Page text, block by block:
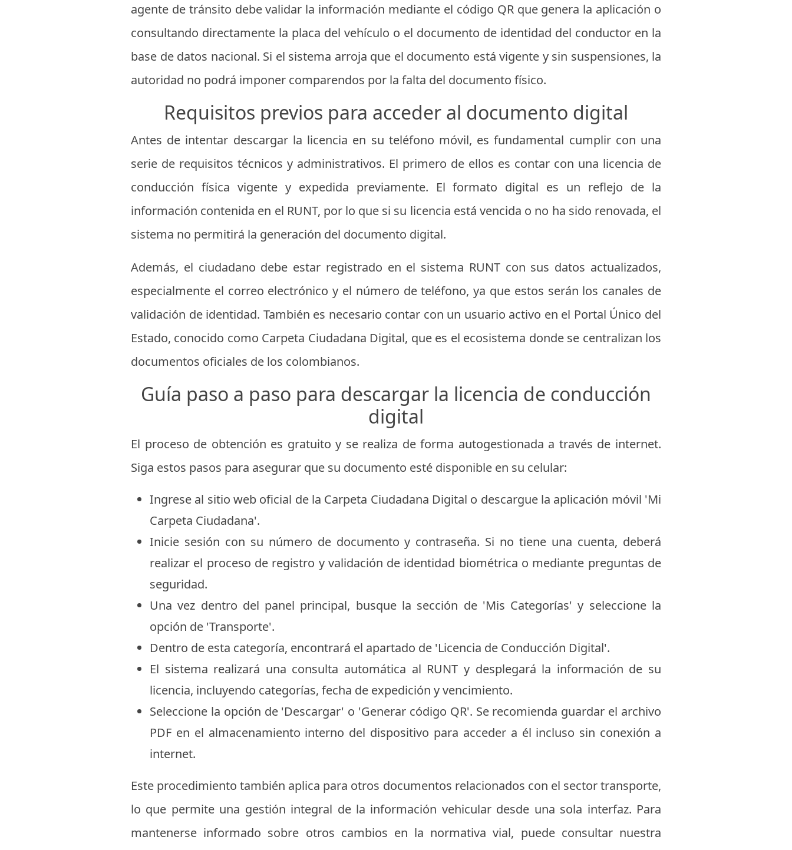
agente de tránsito debe validar la información mediante el código QR que genera la aplicación o
consultando directamente la placa del vehículo o el documento de identidad del conductor en la
base de datos nacional. Si el sistema arroja que el documento está vigente y sin suspensiones, la
autoridad no podrá imponer comparendos por la falta del documento físico.
Requisitos previos para acceder al documento digital
Antes de intentar descargar la licencia en su teléfono móvil, es fundamental cumplir con una
serie de requisitos técnicos y administrativos. El primero de ellos es contar con una licencia de
conducción física vigente y expedida previamente. El formato digital es un reflejo de la
información contenida en el RUNT, por lo que si su licencia está vencida o no ha sido renovada, el
sistema no permitirá la generación del documento digital.
Además, el ciudadano debe estar registrado en el sistema RUNT con sus datos actualizados,
especialmente el correo electrónico y el número de teléfono, ya que estos serán los canales de
validación de identidad. También es necesario contar con un usuario activo en el Portal Único del
Estado, conocido como Carpeta Ciudadana Digital, que es el ecosistema donde se centralizan los
documentos oficiales de los colombianos.
Guía paso a paso para descargar la licencia de conducción
digital
El proceso de obtención es gratuito y se realiza de forma autogestionada a través de internet.
Siga estos pasos para asegurar que su documento esté disponible en su celular:
Ingrese al sitio web oficial de la Carpeta Ciudadana Digital o descargue la aplicación móvil 'Mi
Carpeta Ciudadana'.
Inicie sesión con su número de documento y contraseña. Si no tiene una cuenta, deberá
realizar el proceso de registro y validación de identidad biométrica o mediante preguntas de
seguridad.
Una vez dentro del panel principal, busque la sección de 'Mis Categorías' y seleccione la
opción de 'Transporte'.
Dentro de esta categoría, encontrará el apartado de 'Licencia de Conducción Digital'.
El sistema realizará una consulta automática al RUNT y desplegará la información de su
licencia, incluyendo categorías, fecha de expedición y vencimiento.
Seleccione la opción de 'Descargar' o 'Generar código QR'. Se recomienda guardar el archivo
PDF en el almacenamiento interno del dispositivo para acceder a él incluso sin conexión a
internet.
Este procedimiento también aplica para otros documentos relacionados con el sector transporte,
lo que permite una gestión integral de la información vehicular desde una sola interfaz. Para
mantenerse informado sobre otros cambios en la normativa vial, puede consultar nuestra